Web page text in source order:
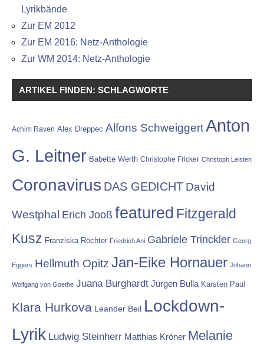
Lyrikbände
Zur EM 2012
Zur EM 2016: Netz-Anthologie
Zur WM 2014: Netz-Anthologie
ARTIKEL FINDEN: SCHLAGWORTE
Achim Raven Alex Dreppec Alfons Schweiggert Anton
G. Leitner Babette Werth Christophe Fricker Christoph Leisten
Coronavirus DAS GEDICHT David
Westphal Erich Jooß featured Fitzgerald
Kusz Franziska Röchter Friedrich Ani Gabriele Trinckler Georg
Eggers Hellmuth Opitz Jan-Eike Hornauer Johann
Wolfgang von Goethe Juana Burghardt Jürgen Bulla Karsten Paul
Klara Hurkova Leander Beil Lockdown-
Lyrik Ludwig Steinherr Matthias Kröner Melanie